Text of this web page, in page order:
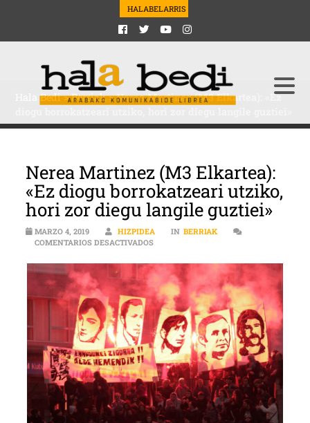
HALABELARRIS
Hala Bedi>Berriak>Nerea Martinez (M3 Elkartea): «Ez
Nerea Martinez (M3 Elkartea):
«Ez diogu borrokatzeari utziko,
hori zor diegu langile guztiei»
MARZO 4, 2019 HIZPIDEA IN BERRIAK
COMENTARIOS DESACTIVADOSEN NEREA MARTINEZ (M3 ELKARTEA):